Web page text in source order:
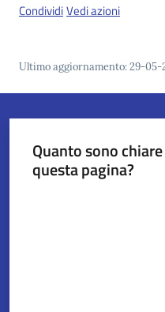
Vivere
on-
line
CondividiVedi azioni
Ultimo aggiornamento:29-05-
Quanto sono
questa pagina?